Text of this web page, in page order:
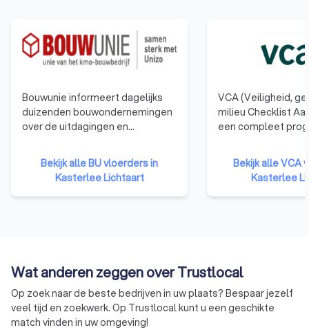
Bouwunie informeert dagelijks
duizenden bouwondernemingen
over de uitdagingen en
Bouwunie is er voor alle kmo-
bedrijven en zelfstandige
ondernemers uit de bouwsector.
We behartigen de belangen bij
Bekijk alle BU vloerders in
Kasterlee Lichtaart
VCA (Veiligheid,
milieu Checklist
een compleet
bedrijven
objectief worden
gecertificeerd op
beheersysteem.
van veiligheid,
milieu.
Bekijk alle VCA
Kasterlee
Wat anderen zeggen over Trustlocal
Op zoek naar de beste bedrijven in uw plaats? Bespaar jezelf
veel tijd en zoekwerk. Op Trustlocal kunt u een geschikte
match vinden in uw omgeving!